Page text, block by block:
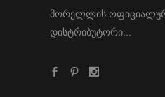
მორელლის
დისტრიბუტორი...